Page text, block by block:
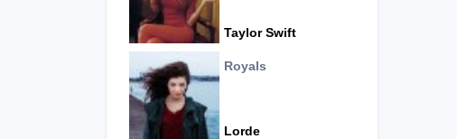
Taylor Swift
Royals
Lorde